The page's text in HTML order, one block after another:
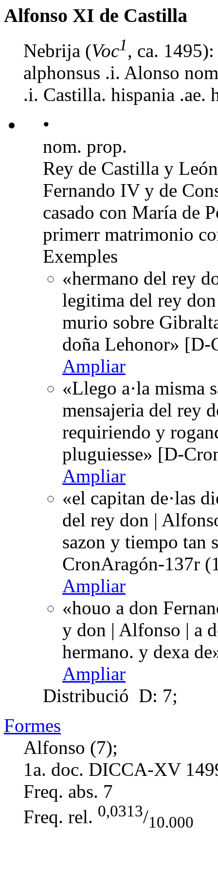
Alfonso XI de Castilla
Nebrija (Voc1, ca.
alphonsus .i. Alonso
.i. Castilla. hispania .ae.
•
nom. prop.
Rey de Castilla y
Fernando IV y de
casado con María de
primerr matrimonio
Exemples
«hermano del rey
legitima del rey
murio sobre
doña Lehonor»
Ampliar
«Llego a·la misma
mensajeria del rey
requiriendo y
pluguiesse» [D-
Ampliar
«el capitan de·las
del rey don |
sazon y tiempo tan
CronAragón-137r
Ampliar
«houo a don
y don | Alfonso | a
hermano. y dexa
Ampliar
Distribució D: 7;
Formes
Alfonso (7);
1a. doc. DICCA-XV
Freq. abs. 7
Freq. rel. 0,0313/10.000